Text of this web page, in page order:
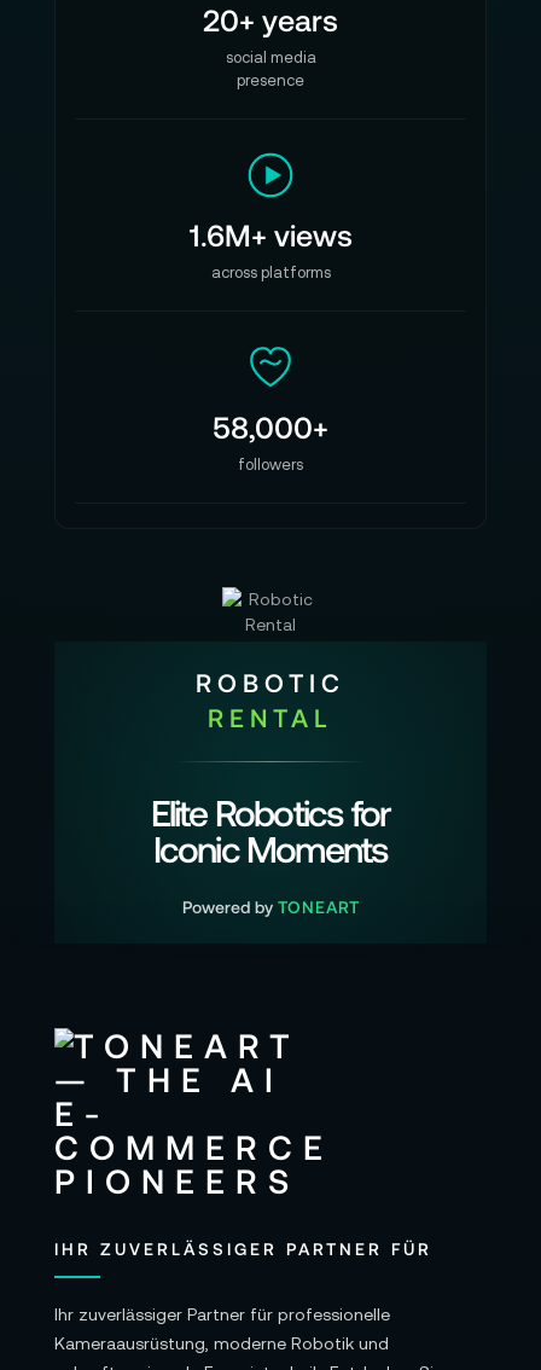
20+ years
social media
presence
1.6M+ views
across platforms
58,000+
followers
ROBOTIC
RENTAL
Elite Robotics for
Iconic Moments
Powered by TONEART
IHR ZUVERLÄSSIGER PARTNER FÜR
Ihr zuverlässiger Partner für professionelle
Kameraausrüstung, moderne Robotik und